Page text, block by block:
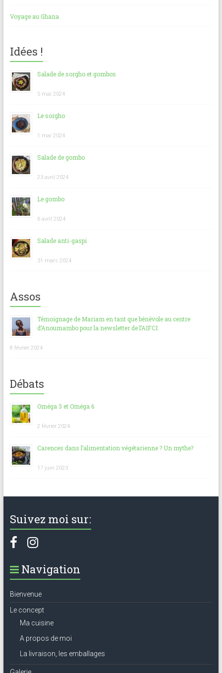
Voyage au Ghana
Idées !
Salade de sorgho et gombos
5 mai 2024
Le sorgho
1 mai 2024
Salade de gombo
23 avril 2024
Le gombo
6 avril 2024
Salade anti-gaspi
31 mars 2024
Assos
Témoignage de Mariam en tant que bénévole au centre
d’Anoumambo pour la newsletter de l’AIFCI
8 février 2024
Débats
Oméga 3 et Oméga 6
2 février 2024
Carences dans l’alimentation végétarienne ? Un mythe?
17 juin 2023
Suivez moi sur:
Navigation
Bienvenue
Le concept
Ma cuisine
A propos de moi
La livraison, les emballages